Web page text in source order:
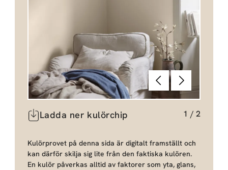
Föregående
Nästa
Ladda ner kulörchip 1 / 2
Kulörprovet på denna sida är digitalt framställt och
kan därför skilja sig lite från den faktiska kulören.
En kulör påverkas alltid av faktorer som yta, glans,